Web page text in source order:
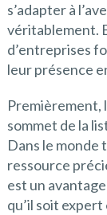
s’adapter à
véritablement.
d’entreprises
leur présence
Premièrement,
sommet de la
Dans le monde
ressource
est un
qu’il soit